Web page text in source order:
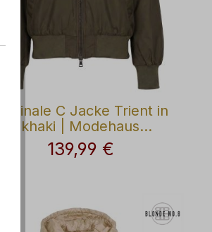
Originale C Jacke Trient in
khaki | Modehaus
Wörmann
Regulärer Preis:
139,99 €